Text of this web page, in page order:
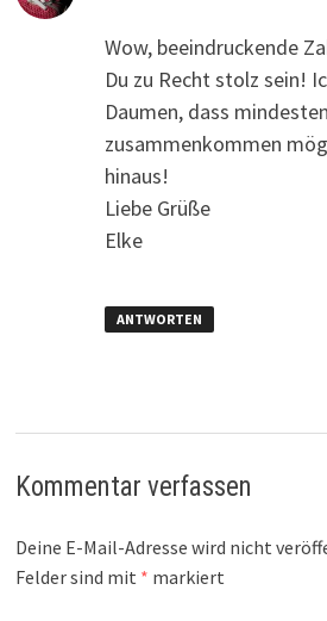
Wow, beeindruckende
Du zu Recht stolz sein!
Daumen, dass
zusammenkommen
hinaus!
Liebe Grüße
Elke
ANTWORTEN
Kommentar verfassen
Deine E-Mail-Adresse wird nicht
Felder sind mit * markiert